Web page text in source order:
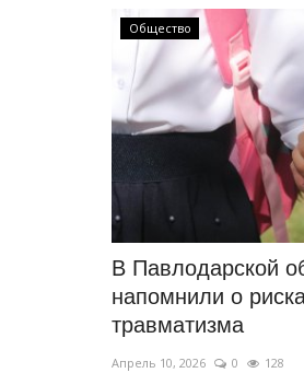
Общество
В Павлодарской
напомнили о
травматизма
Апрель 10, 2026 0 128